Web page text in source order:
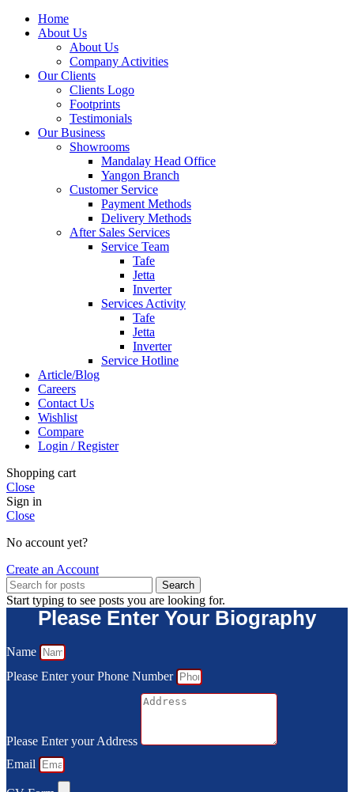
Home
About Us
About Us
Company Activities
Our Clients
Clients Logo
Footprints
Testimonials
Our Business
Showrooms
Mandalay Head Office
Yangon Branch
Customer Service
Payment Methods
Delivery Methods
After Sales Services
Service Team
Tafe
Jetta
Inverter
Services Activity
Tafe
Jetta
Inverter
Service Hotline
Article/Blog
Careers
Contact Us
Wishlist
Compare
Login / Register
Shopping cart
Close
Sign in
Close
No account yet?
Create an Account
Search
Start typing to see posts you are looking for.
Please Enter Your Biography
Name
Please Enter your Phone Number
Please Enter your Address
Email